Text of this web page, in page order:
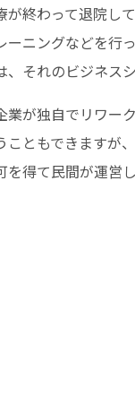
が終わって退院し
ーニングなどを行
、それのビジネス
業が独自でリワー
ともできますが、
を得て民間が運営